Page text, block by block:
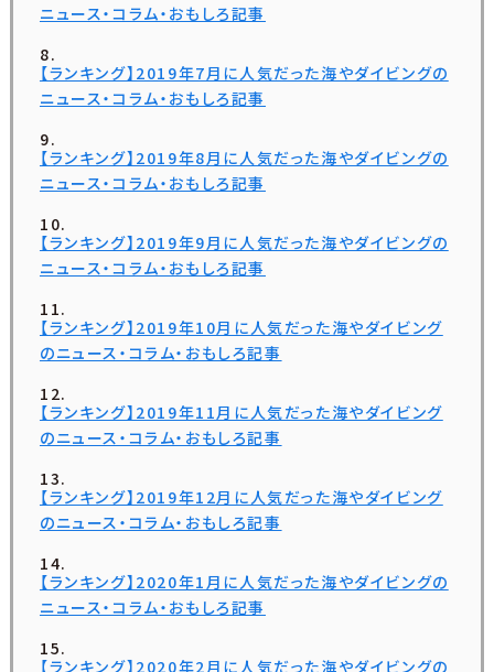
ニュース・コラム・おもしろ記事
【ランキング】2019年7月に人気だった海やダイビングの
ニュース・コラム・おもしろ記事
【ランキング】2019年8月に人気だった海やダイビングの
ニュース・コラム・おもしろ記事
【ランキング】2019年9月に人気だった海やダイビングの
ニュース・コラム・おもしろ記事
【ランキング】2019年10月に人気だった海やダイビング
のニュース・コラム・おもしろ記事
【ランキング】2019年11月に人気だった海やダイビング
のニュース・コラム・おもしろ記事
【ランキング】2019年12月に人気だった海やダイビング
のニュース・コラム・おもしろ記事
【ランキング】2020年1月に人気だった海やダイビングの
ニュース・コラム・おもしろ記事
【ランキング】2020年2月に人気だった海やダイビングの